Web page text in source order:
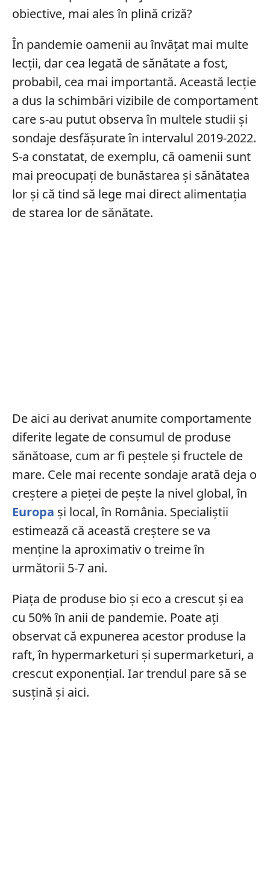
obiective, mai ales în plină criză?
În pandemie oamenii au învățat mai multe
lecții, dar cea legată de sănătate a fost,
probabil, cea mai importantă. Această lecție
a dus la schimbări vizibile de comportament
care s-au putut observa în multele studii și
sondaje desfășurate în intervalul 2019-2022.
S-a constatat, de exemplu, că oamenii sunt
mai preocupați de bunăstarea și sănătatea
lor și că tind să lege mai direct alimentația
de starea lor de sănătate.
De aici au derivat anumite comportamente
diferite legate de consumul de produse
sănătoase, cum ar fi peștele și fructele de
mare. Cele mai recente sondaje arată deja o
creștere a pieței de pește la nivel global, în
Europa și local, în România. Specialiștii
estimează că această creștere se va
menține la aproximativ o treime în
următorii 5-7 ani.
Piața de produse bio și eco a crescut și ea
cu 50% în anii de pandemie. Poate ați
observat că expunerea acestor produse la
raft, în hypermarketuri și supermarketuri, a
crescut exponențial. Iar trendul pare să se
susțină și aici.